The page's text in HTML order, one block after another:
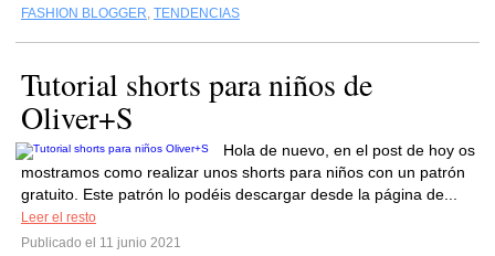
FASHION BLOGGER, TENDENCIAS
Tutorial shorts para niños de
Oliver+S
Hola de nuevo, en el post de hoy os
mostramos como realizar unos shorts para niños con un patrón
gratuito. Este patrón lo podéis descargar desde la página de...
Leer el resto
Publicado el 11 junio 2021